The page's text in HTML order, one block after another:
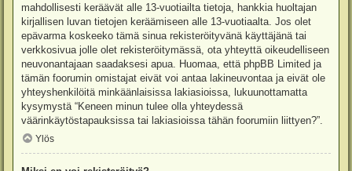
mahdollisesti keräävät alle 13-vuotiailta tietoja, hankkia huoltajan
kirjallisen luvan tietojen keräämiseen alle 13-vuotiaalta. Jos olet
epävarma koskeeko tämä sinua rekisteröityvänä käyttäjänä tai
verkkosivua jolle olet rekisteröitymässä, ota yhteyttä oikeudelliseen
neuvonantajaan saadaksesi apua. Huomaa, että phpBB Limited ja
tämän foorumin omistajat eivät voi antaa lakineuvontaa ja eivät ole
yhteyshenkilöitä minkäänlaisissa lakiasioissa, lukuunottamatta
kysymystä “Keneen minun tulee olla yhteydessä
väärinkäytöstapauksissa tai lakiasioissa tähän foorumiin liittyen?”.
Ylös